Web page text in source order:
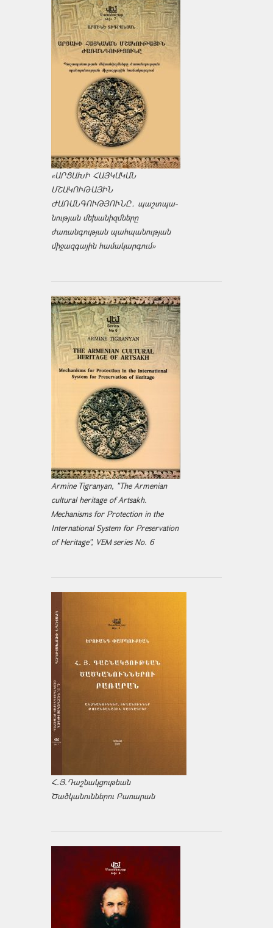
«ԱՐՑԱԽԻ ՀԱՅԿԱԿԱՆ
ՄՇԱԿՈՒԹԱՅԻՆ
ԺԱՌԱՆԳՈՒԹՅՈՒՆԸ․ պաշտպա­
նության մեխանիզմները
ժառանգության պահպանության
միջազ­գային համակարգում»
Armine Tigranyan, "The Armenian
cultural heritage of Artsakh.
Mechanisms for Protection in the
International System for Preservation
of Heritage", VEM series No. 6
Հ.Յ.Դաշնակցութեան
Ծածկանուններու Բառարան